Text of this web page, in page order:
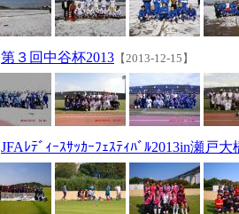
第３回中谷杯2013 【2013-12-15】
JFAﾚﾃﾞｨｰｽｻｯｶｰﾌｪｽﾃｨﾊﾞﾙ2013in瀬戸大